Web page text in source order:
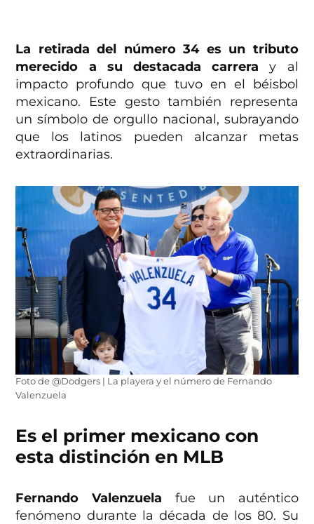
La retirada del número 34 es un tributo
merecido a su destacada carreray al
impacto profundo que tuvo en el béisbol
mexicano. Este gesto también representa
un símbolo de orgullo nacional, subrayando
que los latinos pueden alcanzar metas
extraordinarias.
Foto de @Dodgers | La playera y el número de Fernando
Valenzuela
Es el primer mexicano con
esta distinción en MLB
Fernando Valenzuela fue un auténtico
fenómeno durante la década de los 80. Su